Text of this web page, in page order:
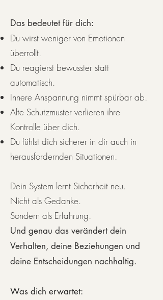
Das bedeutet für dich:
Du wirst weniger von Emotionen
überrollt.
Du reagierst bewusster statt
automatisch.
Innere Anspannung nimmt spürbar ab.
Alte Schutzmuster verlieren ihre
Kontrolle über dich.
Du fühlst dich sicherer in dir auch in
herausfordernden Situationen.
Dein System lernt Sicherheit neu.
Nicht als Gedanke.
Sondern als Erfahrung.
Und genau das verändert dein
Verhalten, deine Beziehungen und
deine Entscheidungen nachhaltig.
Was dich erwartet: